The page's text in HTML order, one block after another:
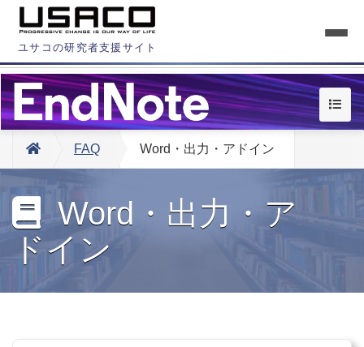
ユサコの研究者支援サイト
FAQ Word・出力・アドイン
Word・出力・ア
ドイン